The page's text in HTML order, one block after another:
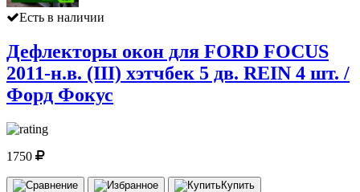
Есть в наличии
Дефлекторы окон для FORD FOCUS
2011-н.в. (III) хэтчбек 5 дв. REIN 4 шт. /
Форд Фокус
1750
Купить